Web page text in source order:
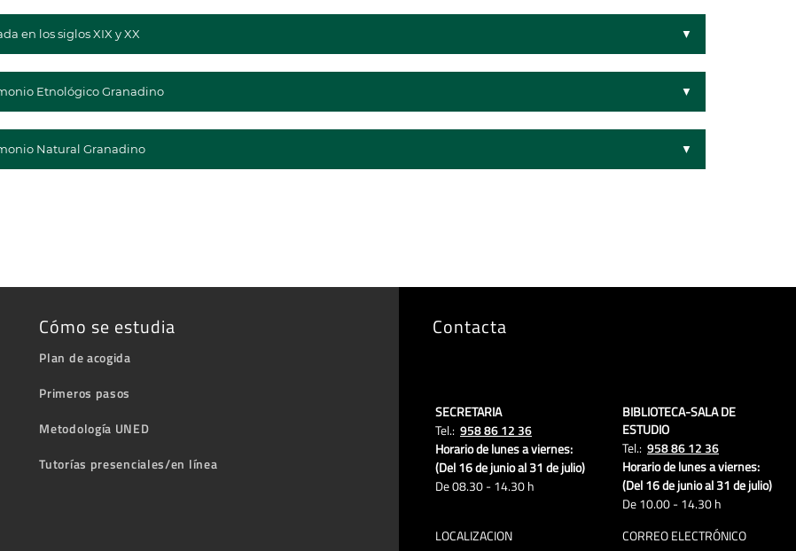
en los siglos XIX y XX
Etnológico Granadino
Natural Granadino
Cómo se estudia
Plan de acogida
Primeros pasos
Metodología UNED
Tutorías presenciales/en línea
Contacta
SECRETARIA
Tel.: 958 86 12 36
Horario de lunes a viernes:
(Del 16 de junio al 31 de julio)
De 08.30 - 14.30 h
BIBLIOTECA-SALA DE
ESTUDIO
Tel.: 958 86 12 36
Horario de lunes a viernes:
(Del 16 de junio al 31 de julio)
De 10.00 - 14.30 h
LOCALIZACION
CORREO ELECTRÓNICO